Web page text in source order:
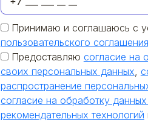
Принимаю и соглашаюсь с
пользовательского соглашения
Предоставляю согласие на
своих персональных данных,
распространение
согласие на обработку
рекомендательных технологий